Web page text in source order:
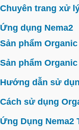
Chuyên trang xử
Ứng dụng Nema2
Sản phẩm
Sản phẩm
Hướng dẫn sử
Cách sử dụng
Ứng Dụng Nema2